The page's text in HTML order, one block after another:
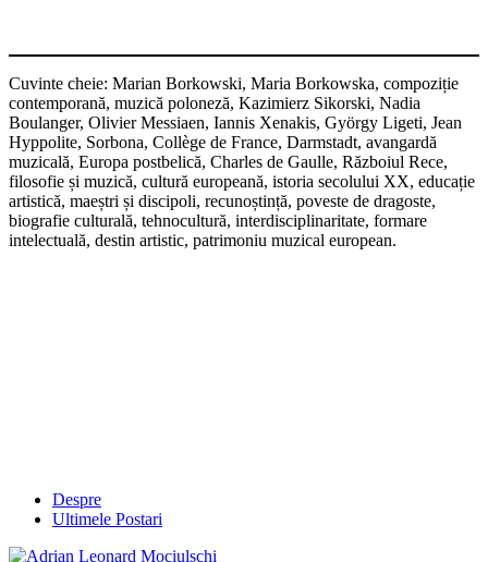
Cuvinte cheie: Marian Borkowski, Maria Borkowska, compoziție
contemporană, muzică poloneză, Kazimierz Sikorski, Nadia
Boulanger, Olivier Messiaen, Iannis Xenakis, György Ligeti, Jean
Hyppolite, Sorbona, Collège de France, Darmstadt, avangardă
muzicală, Europa postbelică, Charles de Gaulle, Războiul Rece,
filosofie și muzică, cultură europeană, istoria secolului XX, educație
artistică, maeștri și discipoli, recunoștință, poveste de dragoste,
biografie culturală, tehnocultură, interdisciplinaritate, formare
intelectuală, destin artistic, patrimoniu muzical european.
Despre
Ultimele Postari